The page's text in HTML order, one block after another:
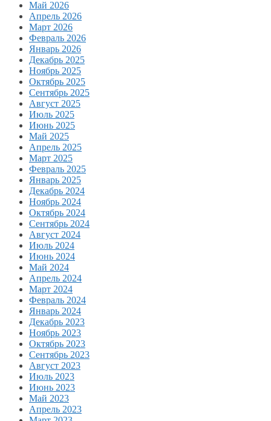
Май 2026
Апрель 2026
Март 2026
Февраль 2026
Январь 2026
Декабрь 2025
Ноябрь 2025
Октябрь 2025
Сентябрь 2025
Август 2025
Июль 2025
Июнь 2025
Май 2025
Апрель 2025
Март 2025
Февраль 2025
Январь 2025
Декабрь 2024
Ноябрь 2024
Октябрь 2024
Сентябрь 2024
Август 2024
Июль 2024
Июнь 2024
Май 2024
Апрель 2024
Март 2024
Февраль 2024
Январь 2024
Декабрь 2023
Ноябрь 2023
Октябрь 2023
Сентябрь 2023
Август 2023
Июль 2023
Июнь 2023
Май 2023
Апрель 2023